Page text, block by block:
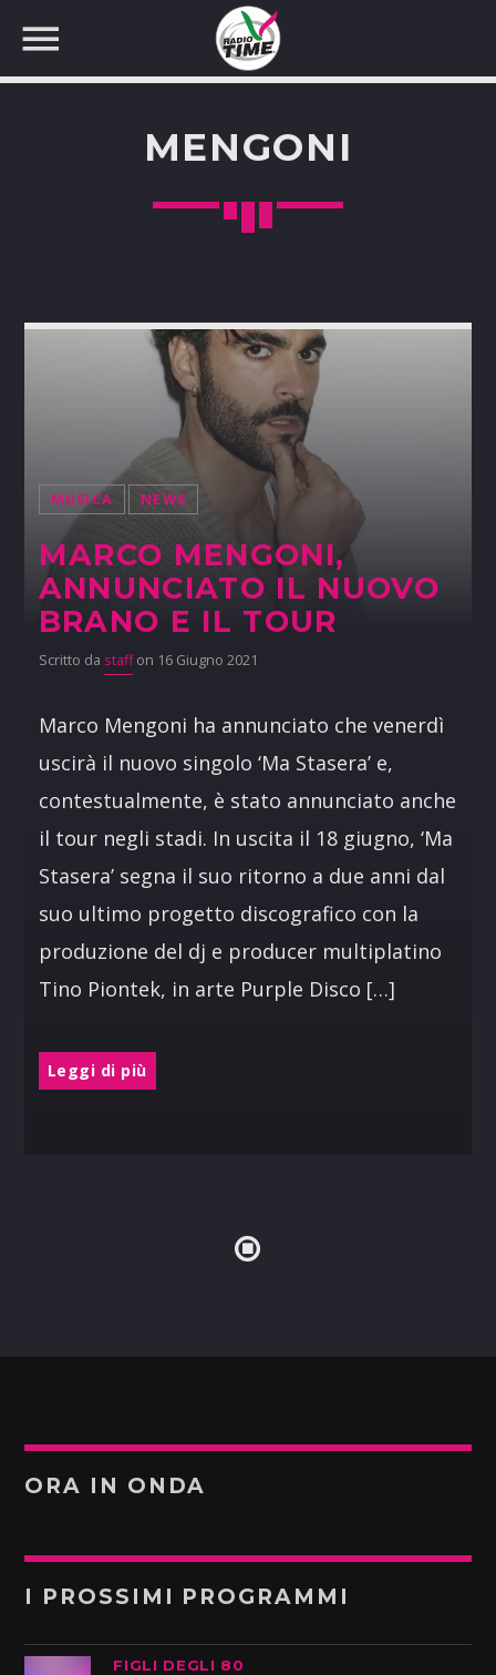
MENGONI
MUSICA NEWS
MARCO MENGONI,
ANNUNCIATO IL NUOVO
BRANO E IL TOUR
Scritto da staffon 16 Giugno 2021
Marco Mengoni ha annunciato che venerdì
uscirà il nuovo singolo ‘Ma Stasera’ e,
contestualmente, è stato annunciato anche
il tour negli stadi. In uscita il 18 giugno, ‘Ma
Stasera’ segna il suo ritorno a due anni dal
suo ultimo progetto discografico con la
produzione del dj e producer multiplatino
Tino Piontek, in arte Purple Disco […]
Leggi di più
ORA IN ONDA
I PROSSIMI PROGRAMMI
FIGLI DEGLI 80